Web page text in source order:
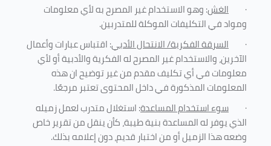
· الغش: وهو الاستخدام غير المصرح به لأي معلومات
ومواد في التكليفاتالموكلة للمتدربين.
· السرقة الفكرية/ الانتحال الأدبي: اقتباس عبارات وأعمال
الآخرين، والاستخدام غير المصرح له الفكرية والأدبية أو لأي
معلومات في أي تكليف مقدم من غير توضيح ان هذه
المعلومات المذكورة في داخل المحتوى تعتبر مرجعًا.
· سوء استخدام المساعدة: استغلال متدرب لعمل زميله
الذي يوفر له المساعدة بنية طيبة، كأن ينقل من تقرير خاص
وضعه هذا الزميل أو من اختبار قديم، دون إعلامه بذلك.